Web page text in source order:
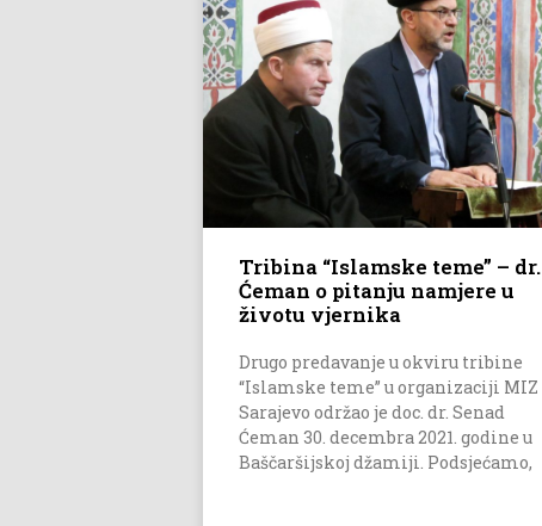
Tribina “Islamske teme” – dr.
Ćeman o pitanju namjere u
životu vjernika
Drugo predavanje u okviru tribine
“Islamske teme” u organizaciji MIZ
Sarajevo održao je doc. dr. Senad
Ćeman 30. decembra 2021. godine u
Baščaršijskoj džamiji. Podsjećamo,